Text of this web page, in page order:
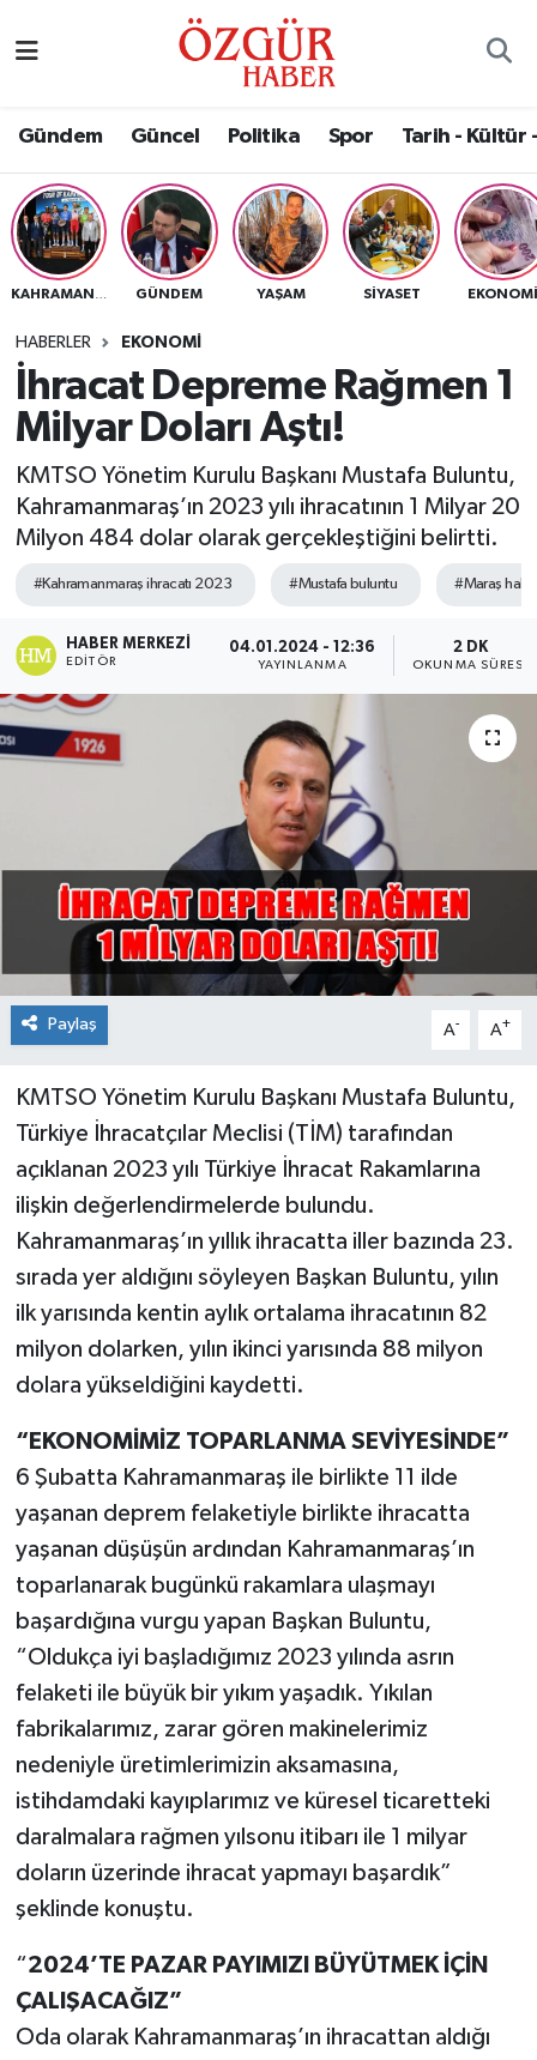
Gündem Güncel Politika Spor Tarih - Kültür
GÜNDEM YAŞAM SIYASET EKONOMI
HABERLER EKONOMI
İhracat Depreme Rağmen 1
Milyar Doları Aştı!
KMTSO Yönetim Kurulu Başkanı Mustafa Buluntu,
Kahramanmaraş’ın 2023 yılı ihracatının 1 Milyar 20
Milyon 484 dolar olarak gerçekleştiğini belirtti.
#Kahramanmaraş ihracatı 2023 #Mustafa buluntu #Maraş
HABER MERKEZI
EDITÖR
04.01.2024 - 12:36
YAYINLANMA
2 DK
OKUNMA SÜRESI
Paylaş A- A+
KMTSO Yönetim Kurulu Başkanı Mustafa Buluntu,
Türkiye İhracatçılar Meclisi (TİM) tarafından
açıklanan 2023 yılı Türkiye İhracat Rakamlarına
ilişkin değerlendirmelerde bulundu.
Kahramanmaraş’ın yıllık ihracatta iller bazında 23.
sırada yer aldığını söyleyen Başkan Buluntu, yılın
ilk yarısında kentin aylık ortalama ihracatının 82
milyon dolarken, yılın ikinci yarısında 88 milyon
dolara yükseldiğini kaydetti.
“EKONOMİMİZ TOPARLANMA SEVİYESİNDE”
6 Şubatta Kahramanmaraş ile birlikte 11 ilde
yaşanan deprem felaketiyle birlikte ihracatta
yaşanan düşüşün ardından Kahramanmaraş’ın
toparlanarak bugünkü rakamlara ulaşmayı
başardığına vurgu yapan Başkan Buluntu,
“Oldukça iyi başladığımız 2023 yılında asrın
felaketi ile büyük bir yıkım yaşadık. Yıkılan
fabrikalarımız, zarar gören makinelerimiz
nedeniyle üretimlerimizin aksamasına,
istihdamdaki kayıplarımız ve küresel ticaretteki
daralmalara rağmen yılsonu itibarı ile 1 milyar
doların üzerinde ihracat yapmayı başardık”
şeklinde konuştu.
“2024’TE PAZAR PAYIMIZI BÜYÜTMEK İÇİN
ÇALIŞACAĞIZ”
Oda olarak Kahramanmaraş’ın ihracattan aldığı
Eğitim
Ekonomi
Güncel
Gündem
Politika
Sağlık
Spor
Tarih - Kültür - Sanat - Turizm
Yaşam
Nöbetçi Eczaneler
Namaz Vakitleri
Trafik Durumu
Süper Lig Puan Durumu ve Fikstür
Tüm Manşetler
Haber Arşivi